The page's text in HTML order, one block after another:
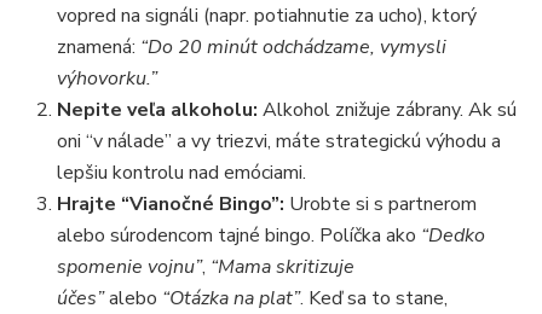
vopred na signáli (napr. potiahnutie za ucho), ktorý
znamená: “Do 20 minút odchádzame, vymysli
výhovorku.”
Nepite veľa alkoholu: Alkohol znižuje zábrany. Ak sú
oni “v nálade” a vy triezvi, máte strategickú výhodu a
lepšiu kontrolu nad emóciami.
Hrajte “Vianočné Bingo”: Urobte si s partnerom
alebo súrodencom tajné bingo. Políčka ako “Dedko
spomenie vojnu”, “Mama skritizuje
účes”alebo “Otázka na plat”. Keď sa to stane,